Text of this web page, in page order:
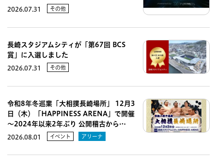
2026.07.31 その他
長崎スタジアムシティが「第67回 BCS
賞」に入選しました
2026.07.31 その他
令和8年冬巡業「大相撲長崎場所」 12月3
日（木）「HAPPINESS ARENA」で開催
～2024年以来2年ぶり 公開稽古から…
2026.08.01 イベント アリーナ